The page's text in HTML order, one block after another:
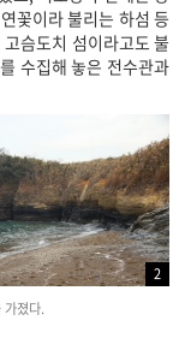
꽃이라 불리는 하섬 등
슴도치 섬이라고도 불
수집해 놓은 전수관과
2
가졌다.